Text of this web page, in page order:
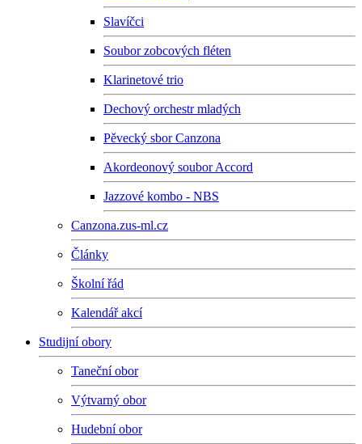
Slavíčci
Soubor zobcových fléten
Klarinetové trio
Dechový orchestr mladých
Pěvecký sbor Canzona
Akordeonový soubor Accord
Jazzové kombo - NBS
Canzona.zus-ml.cz
Články
Školní řád
Kalendář akcí
Studijní obory
Taneční obor
Výtvarný obor
Hudební obor